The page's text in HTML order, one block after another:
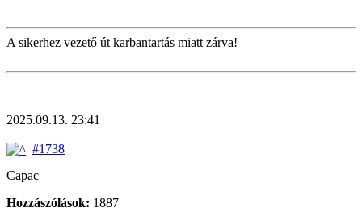
A sikerhez vezető út karbantartás miatt zárva!
2025.09.13. 23:41
#1738
Capac
Hozzászólások: 1887